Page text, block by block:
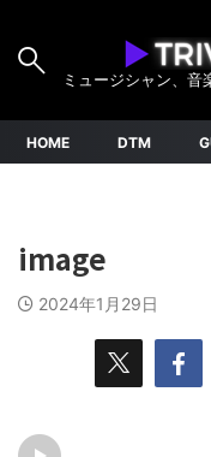
ミュージシャン、
HOME DTM
image
2024年1月29日